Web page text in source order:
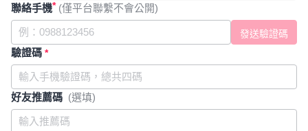
聯絡手機* (僅平台聯繫不會公開)
驗證碼 *
好友推薦碼 (選填)